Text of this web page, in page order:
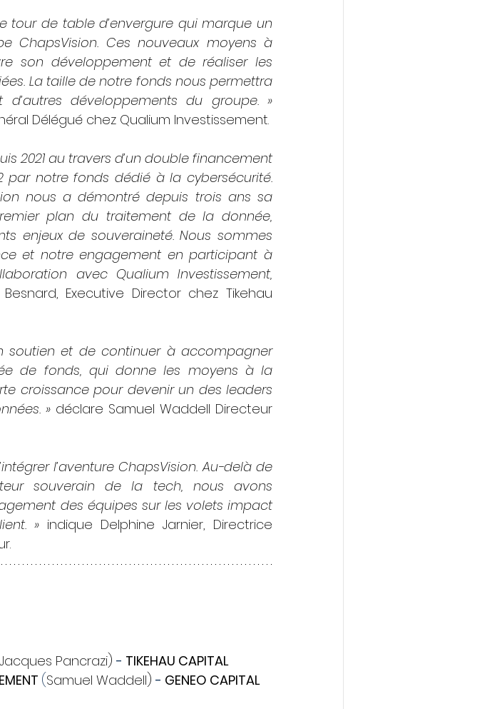
tour de table d’envergure qui marque un
ChapsVision. Ces nouveaux moyens à
son développement et de réaliser les
La taille de notre fonds nous permettra
développements du groupe. »
Délégué chez Qualium Investissement.
2021 au travers d’un double financement
notre fonds dédié à la cybersécurité.
nous a démontré depuis trois ans sa
plan du traitement de la donnée,
enjeux de souveraineté. Nous sommes
et notre engagement en participant à
avec Qualium Investissement,
Executive Director chez Tikehau
soutien et de continuer à accompagner
de fonds, qui donne les moyens à la
croissance pour devenir un des leaders
» déclare Samuel Waddell Directeur
l’aventure ChapsVision. Au-delà de
souverain de la tech, nous avons
des équipes sur les volets impact
» indique Delphine Jarnier, Directrice
Jacques Pancrazi) - TIKEHAU CAPITAL
(Samuel Waddell) - GENEO CAPITAL